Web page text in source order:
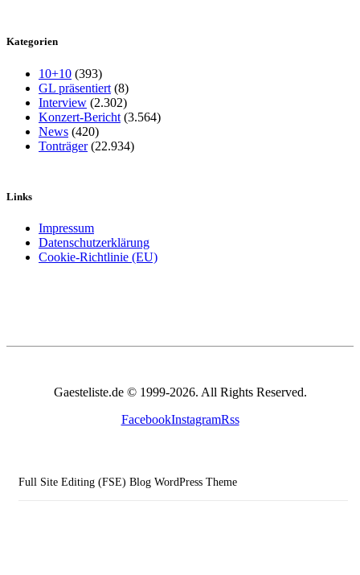
Kategorien
10+10 (393)
GL präsentiert (8)
Interview (2.302)
Konzert-Bericht (3.564)
News (420)
Tonträger(22.934)
Links
Impressum
Datenschutzerklärung
Cookie-Richtlinie (EU)
Gaesteliste.de © 1999-2026. All Rights Reserved.
FacebookInstagramRss
Full Site Editing (FSE) Blog WordPress Theme